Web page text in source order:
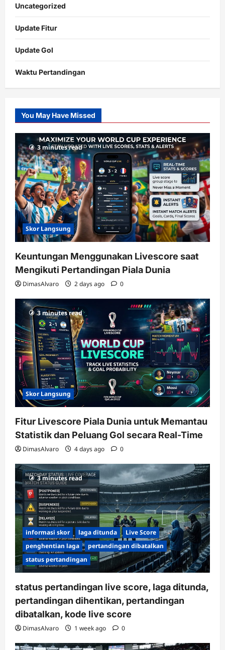
Uncategorized
Update Fitur
Update Gol
Waktu Pertandingan
Slot
Gacor
RTP
terupdate
You May Have Missed
3 minutes read
Skor Langsung
Keuntungan Menggunakan Livescore saat
Mengikuti Pertandingan Piala Dunia
DimasAlvaro 2 days ago 0
3 minutes read
Skor Langsung
Fitur Livescore Piala Dunia untuk Memantau
Statistik dan Peluang Gol secara Real-Time
DimasAlvaro 4 days ago 0
3 minutes read
informasi skor laga ditunda
Live Score
penghentian laga
pertandingan dibatalkan
status pertandingan
status pertandingan live score, laga ditunda,
pertandingan dihentikan, pertandingan
dibatalkan, kode live score
DimasAlvaro 1 week ago 0